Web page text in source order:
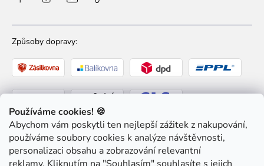
Používáme cookies! 🍪
Abychom vám poskytli ten nejlepší zážitek z nakupování,
používáme soubory cookies k analýze návštěvnosti,
personalizaci obsahu a zobrazování relevantní
Způsoby dopravy:
Způsoby platby: